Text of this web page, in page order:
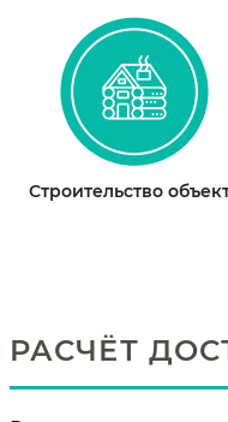
Строительство
РАСЧЁТ